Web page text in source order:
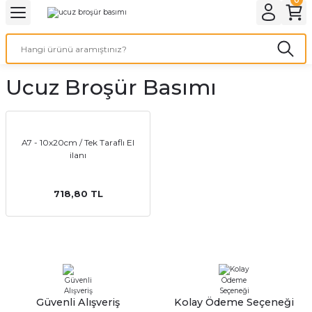
Geri Dön
Geri Dön
Geri Dön
Geri Dön
Ürünleri
Geri Dön
Geri Dön
Geri Dön
Ucuz Broşür Basımı
A7 - 10x20cm / Tek Taraflı El
ilanı
718,80 TL
Güvenli Alışveriş Kolay Ödeme Seçeneği